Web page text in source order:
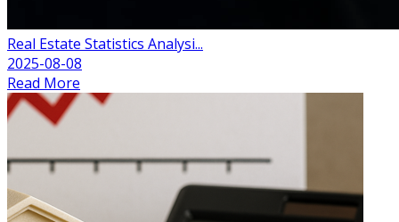
Real Estate Statistics Analysi...
2025-08-08
Read More